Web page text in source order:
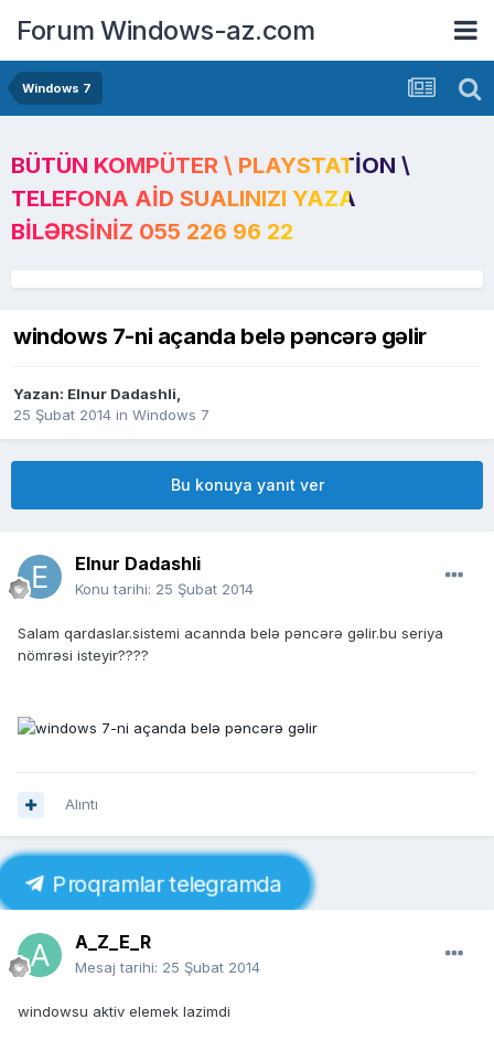
Forum Windows-az.com
Windows 7
BÜTÜN KOMPÜTER \ PLAYSTATION \
TELEFONA AID SUALINIZI YAZA
BILƏRSINIZ 055 226 96 22
windows 7-ni açanda belə pəncərə gəlir
Yazan: Elnur Dadashli,
25 Şubat 2014 in Windows 7
Bu konuya yanıt ver
Elnur Dadashli
Konu tarihi: 25 Şubat 2014
Salam qardaslar.sistemi acannda belə pəncərə gəlir.bu seriya
nömrəsi isteyir????
Alıntı
Proqramlar telegramda
A_Z_E_R
Mesaj tarihi: 25 Şubat 2014
windowsu aktiv elemek lazimdi